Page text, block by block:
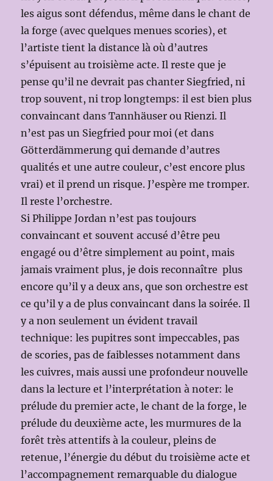
les aigus sont défendus, même dans le chant de
la forge (avec quelques menues scories), et
l’artiste tient la distance là où d’autres
s’épuisent au troisième acte. Il reste que je
pense qu’il ne devrait pas chanter Siegfried, ni
trop souvent, ni trop longtemps: il est bien plus
convaincant dans Tannhäuser ou Rienzi. Il
n’est pas un Siegfried pour moi (et dans
Götterdämmerung qui demande d’autres
qualités et une autre couleur, c’est encore plus
vrai) et il prend un risque. J’espère me tromper.
Il reste l’orchestre.
Si Philippe Jordan n’est pas toujours
convaincant et souvent accusé d’être peu
engagé ou d’être simplement au point, mais
jamais vraiment plus, je dois reconnaître plus
encore qu’il y a deux ans, que son orchestre est
ce qu’il y a de plus convaincant dans la soirée. Il
y a non seulement un évident travail
technique: les pupitres sont impeccables, pas
de scories, pas de faiblesses notamment dans
les cuivres, mais aussi une profondeur nouvelle
dans la lecture et l’interprétation à noter: le
prélude du premier acte, le chant de la forge, le
prélude du deuxième acte, les murmures de la
forêt très attentifs à la couleur, pleins de
retenue, l’énergie du début du troisième acte et
l’accompagnement remarquable du dialogue